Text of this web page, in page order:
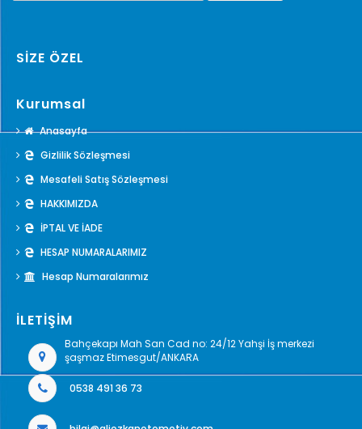
SİZE ÖZEL
Kurumsal
Anasayfa
Gizlilik Sözleşmesi
Mesafeli Satış Sözleşmesi
HAKKIMIZDA
İPTAL VE İADE
HESAP NUMARALARIMIZ
Hesap Numaralarımız
İLETİŞİM
Bahçekapı Mah San Cad no: 24/12 Yahşi İş merkezi
şaşmaz Etimesgut/ANKARA
0538 491 36 73